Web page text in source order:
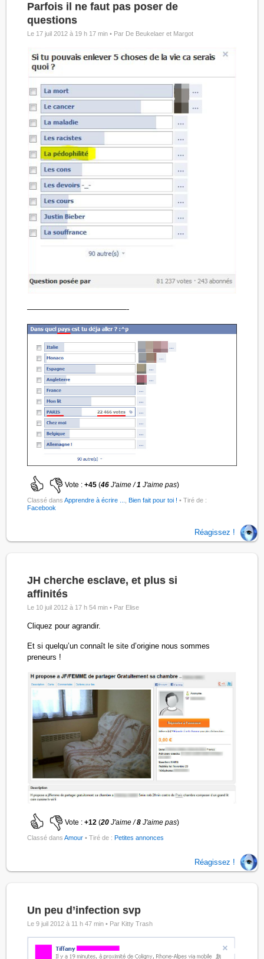
Parfois il ne faut pas poser de
questions
Le 17 juil 2012 à 19 h 17 min • Par De Beukelaer et Margot
—————————————-
Vote :+45 (46J'aime /1 J'aime pas)
Classé dansApprendre à écrire ... ,Bien fait pour toi ! • Tiré de :
Facebook
Réagissez !
JH cherche esclave, et plus si
affinités
Le 10 juil 2012 à 17 h 54 min • Par Elise
Cliquez pour agrandir.
Et si quelqu’un connaît le site d’origine nous sommes
preneurs !
Vote :+12 (20J'aime /8 J'aime pas)
Classé dansAmour • Tiré de :Petites annonces
Réagissez !
Un peu d’infection svp
Le 9 juil 2012 à 11 h 47 min • Par Kitty Trash